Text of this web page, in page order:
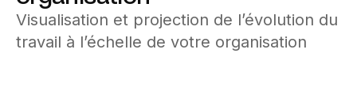
Visualisation et projection de l’évolution du
travail à l’échelle de votre organisation